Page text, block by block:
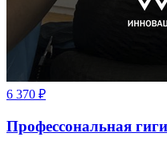
6 370 ₽
Профессональная